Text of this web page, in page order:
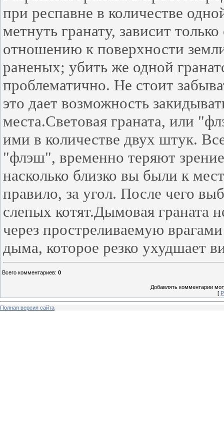
при респавне в количестве
метнуть гранату, зависит
отношению к поверхности
раненых; убить же одной
проблематично. Не стоит
это дает возможность
места.Световая граната, или
ими в количестве двух штук.
"флэш", временно теряют
насколько близко вы были к
правило, за угол. После чего
слепых котят.Дымовая граната
через простреливаемую
дыма, которое резко ухудшает
Всего комментариев: 0
Добавлять комментарии
[
Полная версия сайта